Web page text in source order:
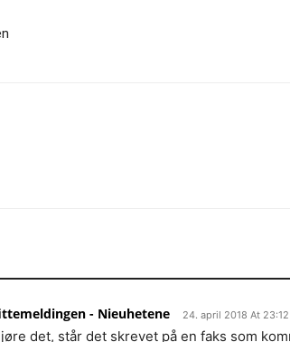
- Nieuhetene 24. april 2018 At 23:12
det, står det skrevet på en faks som